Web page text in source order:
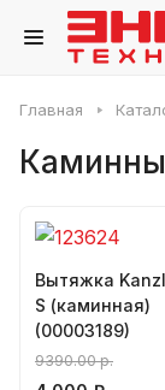
Главная
Вытяжка
S (каминная)
(00003189)
9390.00 р.